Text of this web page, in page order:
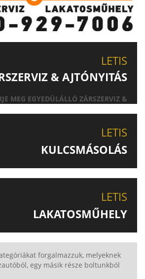
LETIS
& AJTÓNYITÁS
MEG EGYEDÜLÁLLÓ ZÁRSZERVIZ &
LETIS
KULCSMÁSOLÁS
LETIS
LAKATOSMŰHELY
forgalmazzuk, melyeknek
egy másik része boltunkból